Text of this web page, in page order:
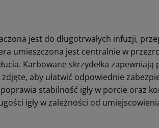
jest do długotrwałych infuzji,
umieszczona jest centralnie w
Karbowane skrzydełka
aby ułatwić odpowiednie
stabilność igły w porcie oraz
igły w zależności od